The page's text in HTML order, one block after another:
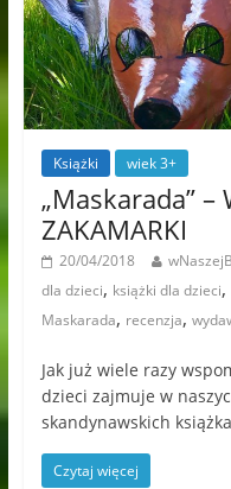
Książki wiek 3+
„Maskarada”
ZAKAMARKI
20/04/2018
dla dzieci, książki dla dzieci,
Maskarada, recenzja,
Jak już wiele razy
dzieci zajmuje w
skandynawskich
Czytaj więcej